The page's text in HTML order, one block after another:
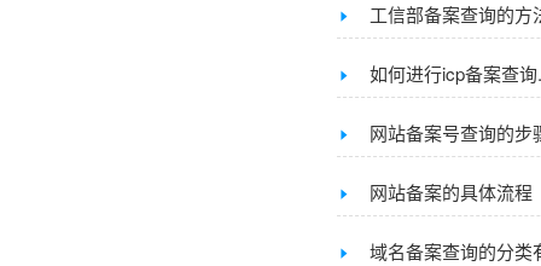
工信部备案查询的方
如何进行icp备案查询.
网站备案号查询的步
网站备案的具体流程
域名备案查询的分类